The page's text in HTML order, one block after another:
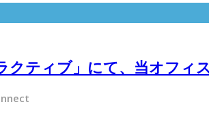
ティブ」にて、当オフィ